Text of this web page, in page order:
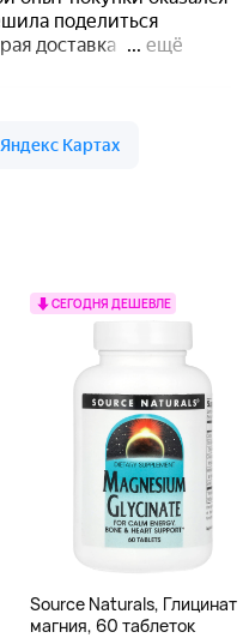
СЕГОДНЯ ДЕШЕВЛЕ
Source Naturals, Глицинат
магния, 60 таблеток